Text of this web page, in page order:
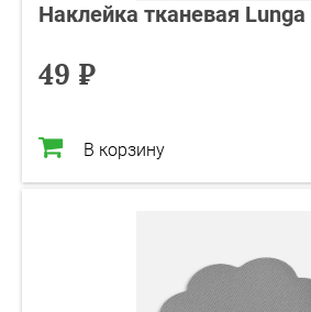
Наклейка тканевая
49 ₽
В корзину